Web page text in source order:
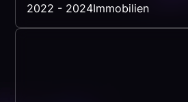
2022 - 2024Immobilien